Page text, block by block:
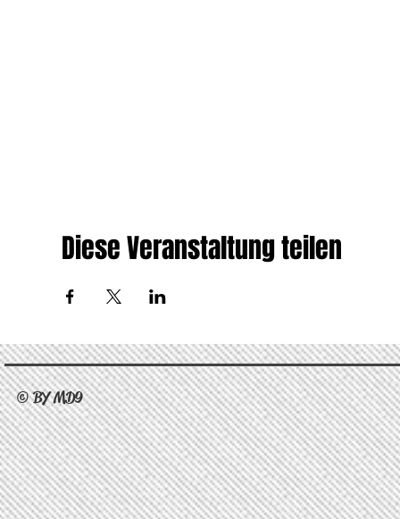
Diese Veranstaltung teilen
© BY MD9